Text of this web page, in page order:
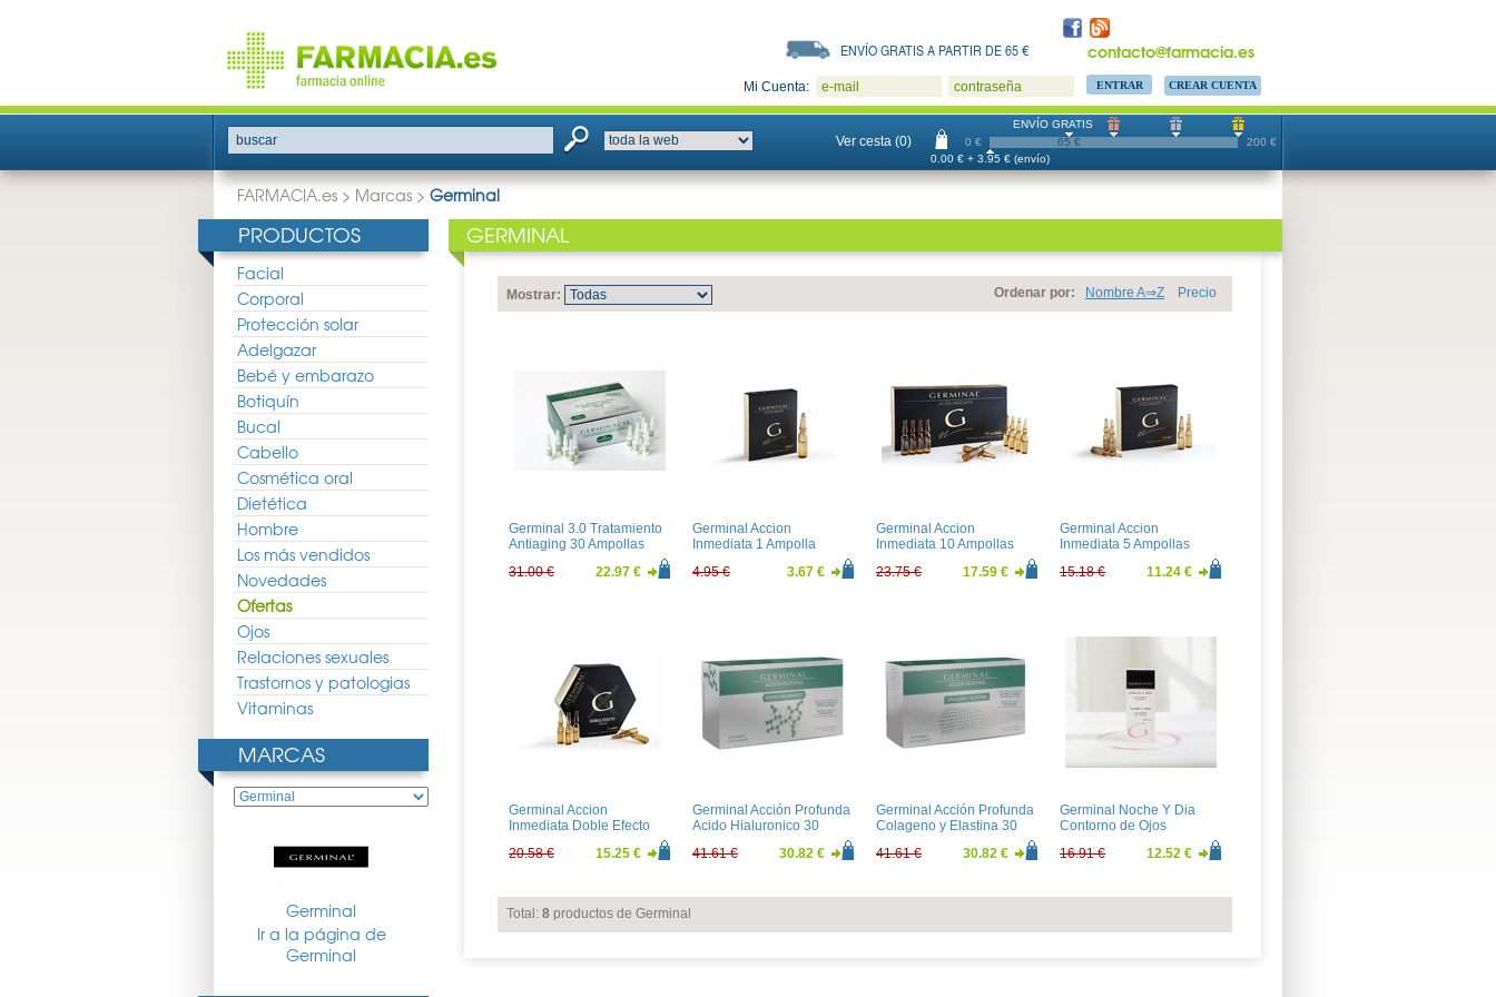
contacto@farmacia.es
ENVÍO GRATIS A PARTIR DE 65 €
Mi Cuenta: e-mail contraseña CREAR CUENTA
buscar Ver cesta (0) 0 € 200 €
ENVÍO GRATIS
65 €
0.00 € + 3.95 € (envío)
FARMACIA.es > Marcas > Germinal
PRODUCTOS
Facial
Corporal
Protección solar
Adelgazar
Bebé y embarazo
Botiquín
Bucal
Cabello
Cosmética oral
Dietética
Hombre
Los más vendidos
Novedades
Ofertas
Ojos
Relaciones sexuales
Trastornos y patologias
Vitaminas
MARCAS
Germinal
Ir a la página de
Germinal
GERMINAL
Mostrar: Ordenar por: Nombre A⇒Z Precio
Germinal 3.0 Tratamiento
Antiaging 30 Ampollas
31.00 €
22.97 €
Germinal Accion
Inmediata 1 Ampolla
4.95 €
3.67 €
Germinal Accion
Inmediata 10 Ampollas
23.75 €
17.59 €
Germinal Accion
Inmediata 5 Ampollas
15.18 €
11.24 €
Germinal Accion
Inmediata Doble Efecto
20.58 € 15.25 €
Germinal Acción Profunda
Acido Hialuronico 30
41.61 € 30.82 €
Germinal Acción Profunda
Colageno y Elastina 30
41.61 € 30.82 €
Germinal Noche Y Dia
Contorno de Ojos
16.91 €
12.52 €
Total: 8 productos de Germinal